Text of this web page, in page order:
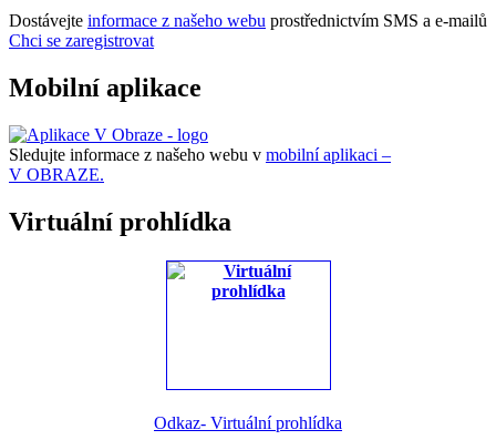
Dostávejte informace z našeho webu prostřednictvím SMS a e-mailů
Chci se zaregistrovat
Mobilní aplikace
Sledujte informace z našeho webu v mobilní aplikaci –
V OBRAZE.
Virtuální prohlídka
Odkaz- Virtuální prohlídka